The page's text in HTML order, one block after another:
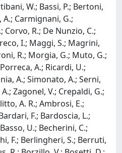
W.; Bassi, P.; Bertoni,
A.; Carmignani, G.;
Corvo, R.; De Nunzio, C.;
I.; Maggi, S.; Magrini,
R.; Morgia, G.; Muto, G.;
A.; Ricardi, U.;
A.; Simonato, A.; Serni,
Zagonel, V.; Crepaldi, G.;
A. R.; Ambrosi, E.;
F.; Bardoscia, L.;
U.; Becherini, C.;
F.; Berlingheri, S.; Berruti,